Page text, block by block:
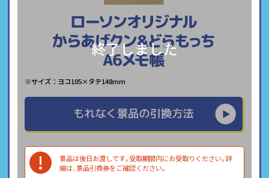
終了しました
※サイズ：ヨコ105×タテ148mm
!
景品は後⽇お渡しです｡受取期間内にお受取りください｡詳
細は､景品引換券をご確認ください｡